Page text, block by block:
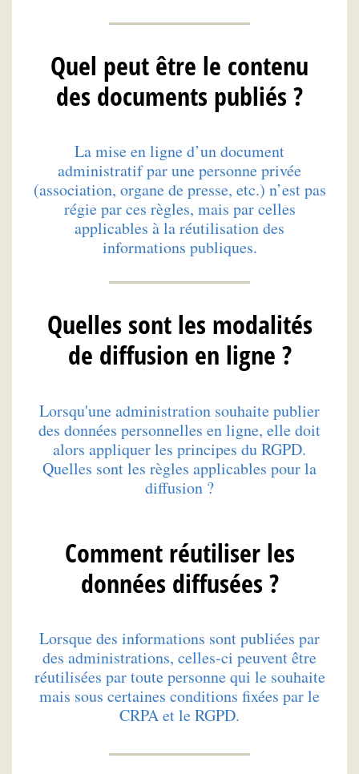
Quel peut être le contenu
des documents publiés ?
La mise en ligne d’un document
administratif par une personne privée
(association, organe de presse, etc.) n’est pas
régie par ces règles, mais par celles
applicables à la réutilisation des
informations publiques.
Quelles sont les modalités
de diffusion en ligne ?
Lorsqu'une administration souhaite publier
des données personnelles en ligne, elle doit
alors appliquer les principes du RGPD.
Quelles sont les règles applicables pour la
diffusion ?
Comment réutiliser les
données diffusées ?
Lorsque des informations sont publiées par
des administrations, celles-ci peuvent être
réutilisées par toute personne qui le souhaite
mais sous certaines conditions fixées par le
CRPA et le RGPD.